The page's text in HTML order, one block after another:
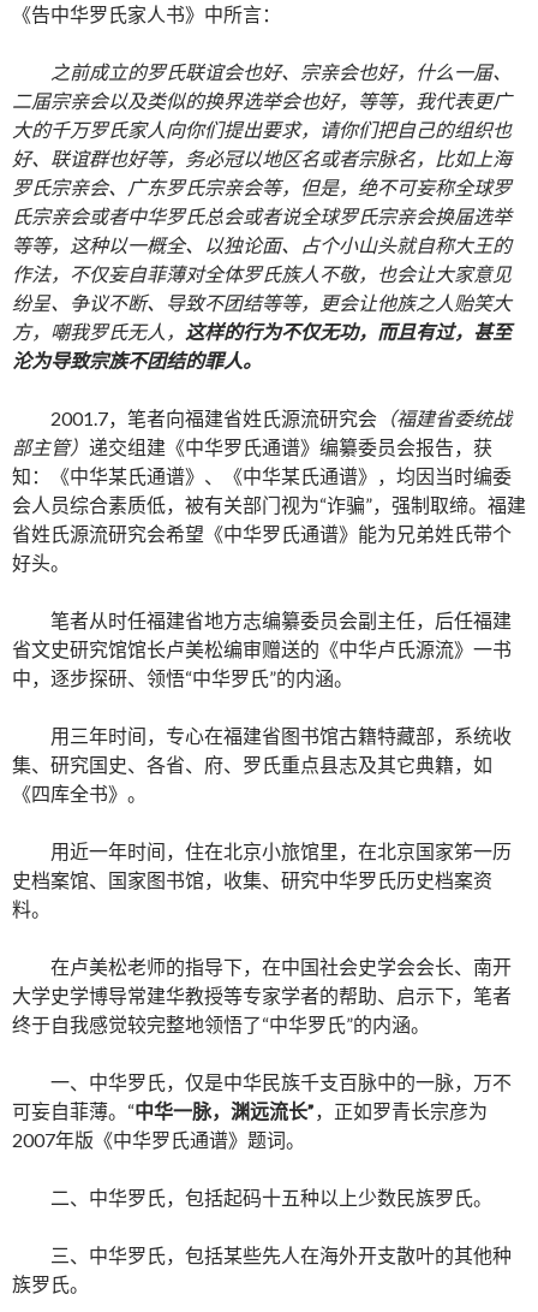
《告中华罗氏家人书》中所言：
之前成立的罗氏联谊会也好、宗亲会也好，什么一届、
二届宗亲会以及类似的换界选举会也好，等等，我代表更广
大的千万罗氏家人向你们提出要求，请你们把自己的组织也
好、联谊群也好等，务必冠以地区名或者宗脉名，比如上海
罗氏宗亲会、广东罗氏宗亲会等，但是， 绝不可妄称全球罗
氏宗亲会或者中华罗氏总会或者说全球罗氏宗亲会换届选举
等等，这种以一概全、以独论面、占个小山头就自称大王的
作法，不仅妄自菲薄对全体罗氏族人不敬，也会让大家意见
纷呈、争议不断、
导致不团结等等，更会让他族之人贻笑大
方，嘲我罗氏无人， 这样的行为不仅无功，而且有过，甚至
沦为导致宗族不团结的罪人。
2001.7，笔者向福建省姓氏源流研究会 （福建省委统战
部主管） 递交组建《中华罗氏通谱》编纂委员会报告，获
知：《中华某氏通谱》、《中华某氏通谱》，均因当时编委
会人员综合素质低，被有关部门视为“诈骗”，强制取缔。福建
省姓氏源流研究会希望《中华罗氏通谱》能为兄弟姓氏带个
好头。
笔者从时任福建省地方志编纂委员会副主任，后任福建
省文史研究馆馆长卢美松编审赠送的《中华卢氏源流》一书
中，逐步探研、领悟“中华罗氏”的内涵。
用三年时间，专心在福建省图书馆古籍特藏部，系统收
集、研究国史、各省、府、罗氏重点县志及其它典籍，如
《四库全书》。
用近一年时间，住在北京小旅馆里，在北京国家笫一历
史档案馆、国家图书馆，收集、研究中华罗氏历史档案资
料。
在卢美松老师的指导下，在中国社会史学会会长、南开
大学史学博导常建华教授等专家学者的帮助、启示下，笔者
终于自我感觉较完整地领悟了“中华罗氏”的内涵。
一、中华罗氏，仅是中华民族千支百脉中的一脉，万不
可妄自菲薄。“中华一脉，渊远流长”，正如罗青长宗彦为
2007年版《中华罗氏通谱》题词。
二、中华罗氏，包括起码十五种以上少数民族罗氏。
三、中华罗氏，包括某些先人在海外开支散叶的其他种
族罗氏。